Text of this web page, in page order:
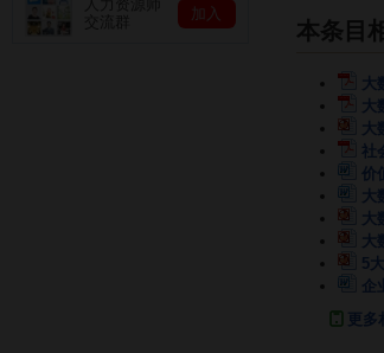
本条目
大
大
大
社
价
大
大
大
5
企
更多
加入